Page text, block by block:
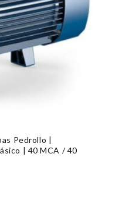
Pedrollo |
| 40 MCA / 40